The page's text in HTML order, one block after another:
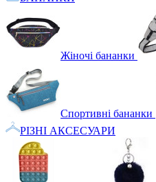
Жіночі бананки
Спортивні бананки
РІЗНІ АКСЕСУАРИ